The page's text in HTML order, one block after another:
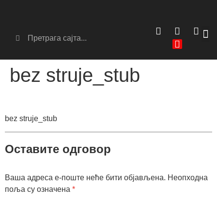
bez struje_stub
bez struje_stub
Оставите одговор
Ваша адреса е-поште неће бити објављена. Неопходна
поља су означена *